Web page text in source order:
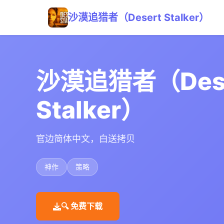
沙漠追猎者（Desert Stalker）
沙漠追猎者（
Stalker）
官边简体中文，白送拷贝
神作 策略
🔍 免费下载